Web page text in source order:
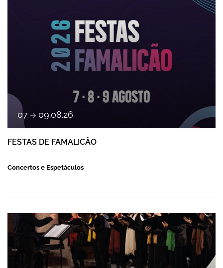
07 a 09.08.26
FESTAS DE FAMALICÃO
Concertos e Espetáculos
CONCERTO CISTERMÚSICA EM FAMALICÃO